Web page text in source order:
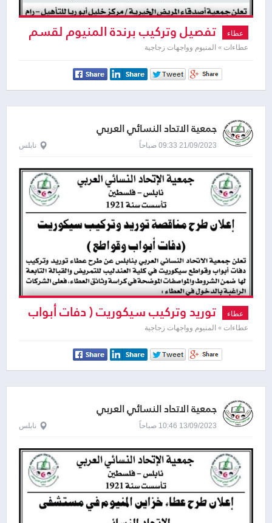
عطاء تفصيل وتركيب برندة المنيوم لقسم
التمريض
عطاءات » المنيوم وواجهات زجاجية
جمعية الاتحاد النسائي العربي
21/09/2023 09:33 صباحاً نابلس
عطاء توريد وتركيب سيكوريت ( دفات أبواب
وقواطع )
عطاءات » المنيوم وواجهات زجاجية
جمعية الاتحاد النسائي العربي
13/09/2023 10:46 صباحاً نابلس